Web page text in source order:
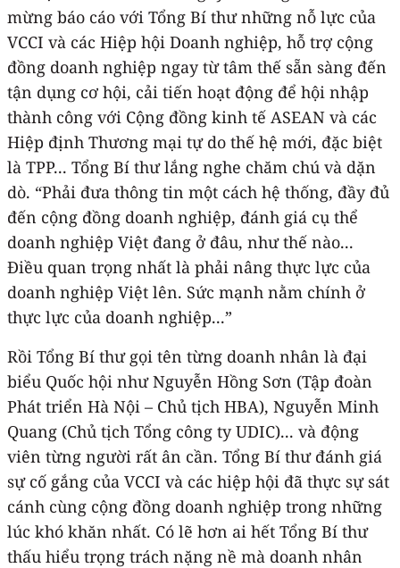
mừng báo cáo với Tổng Bí thư những nỗ lực của
VCCI và các Hiệp hội Doanh nghiệp, hỗ trợ cộng
đồng doanh nghiệp ngay từ tâm thế sẵn sàng đến
tận dụng cơ hội, cải tiến hoạt động để hội nhập
thành công với Cộng đồng kinh tế ASEAN và các
Hiệp định Thương mại tự do thế hệ mới, đặc biệt
là TPP... Tổng Bí thư lắng nghe chăm chú và dặn
dò. “Phải đưa thông tin một cách hệ thống, đầy đủ
đến cộng đồng doanh nghiệp, đánh giá cụ thể
doanh nghiệp Việt đang ở đâu, như thế nào...
Điều quan trọng nhất là phải nâng thực lực của
doanh nghiệp Việt lên. Sức mạnh nằm chính ở
thực lực của doanh nghiệp...”
Rồi Tổng Bí thư gọi tên từng doanh nhân là đại
biểu Quốc hội như Nguyễn Hồng Sơn (Tập đoàn
Phát triển Hà Nội – Chủ tịch HBA), Nguyễn Minh
Quang (Chủ tịch Tổng công ty UDIC)... và động
viên từng người rất ân cần. Tổng Bí thư đánh giá
sự cố gắng của VCCI và các hiệp hội đã thực sự sát
cánh cùng cộng đồng doanh nghiệp trong những
lúc khó khăn nhất. Có lẽ hơn ai hết Tổng Bí thư
thấu hiểu trọng trách nặng nề mà doanh nhân